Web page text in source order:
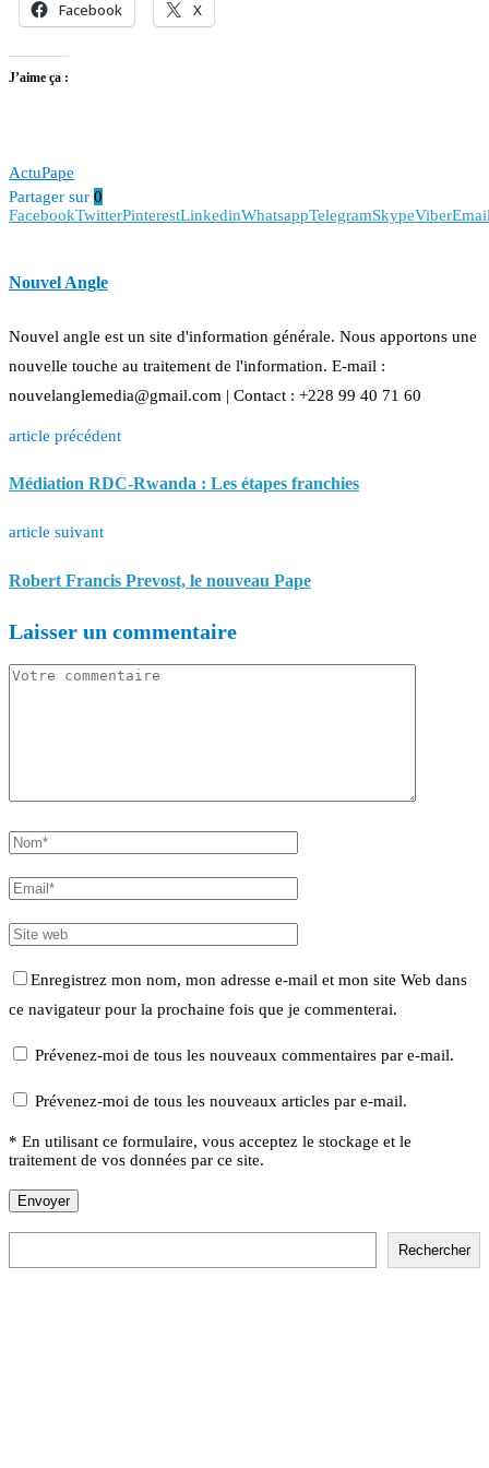
Facebook X
J’aime ça :
ActuPape
Partager sur 0
FacebookTwitterPinterestLinkedinWhatsappTelegramSkypeViber
Nouvel Angle
Nouvel angle est un site d'information générale. Nous apportons une
nouvelle touche au traitement de l'information. E-mail :
nouvelanglemedia@gmail.com | Contact : +228 99 40 71 60
article précédent
Médiation RDC-Rwanda : Les étapes franchies
article suivant
Robert Francis Prevost, le nouveau Pape
Laisser un commentaire
Enregistrez mon nom, mon adresse e-mail et mon site Web dans
ce navigateur pour la prochaine fois que je commenterai.
Prévenez-moi de tous les nouveaux commentaires par e-mail.
Prévenez-moi de tous les nouveaux articles par e-mail.
* En utilisant ce formulaire, vous acceptez le stockage et le
traitement de vos données par ce site.
Rechercher